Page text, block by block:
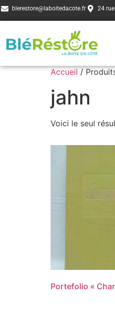
blerestore@laboitedacote.fr 24
Accueil /
jahn
Voici le seul
Portefolio «